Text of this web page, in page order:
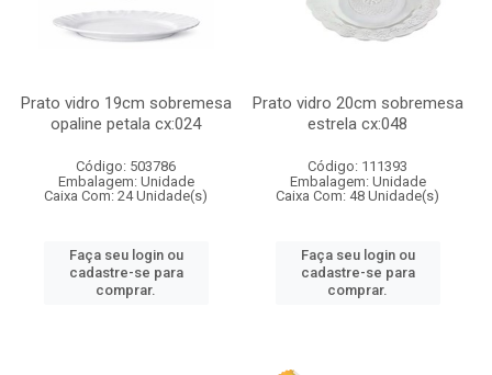
Prato vidro 19cm sobremesa
opaline petala cx:024
Código: 503786
Embalagem: Unidade
Caixa Com: 24 Unidade(s)
Faça seu login ou
cadastre-se para
comprar.
Prato vidro 20cm sobremesa
estrela cx:048
Código: 111393
Embalagem: Unidade
Caixa Com: 48 Unidade(s)
Faça seu login ou
cadastre-se para
comprar.